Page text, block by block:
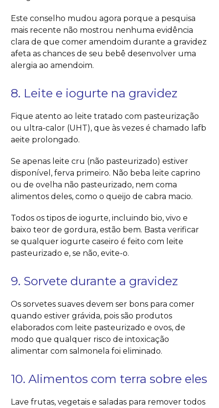
Este conselho mudou agora porque a pesquisa
mais recente não mostrou nenhuma evidência
clara de que comer amendoim durante a gravidez
afeta as chances de seu bebê desenvolver uma
alergia ao amendoim.
8. Leite e iogurte na gravidez
Fique atento ao leite tratado com pasteurização
ou ultra-calor (UHT), que às vezes é chamado lafb
aeite prolongado.
Se apenas leite cru (não pasteurizado) estiver
disponível, ferva primeiro. Não beba leite caprino
ou de ovelha não pasteurizado, nem coma
alimentos deles, como o queijo de cabra macio.
Todos os tipos de iogurte, incluindo bio, vivo e
baixo teor de gordura, estão bem. Basta verificar
se qualquer iogurte caseiro é feito com leite
pasteurizado e, se não, evite-o.
9. Sorvete durante a gravidez
Os sorvetes suaves devem ser bons para comer
quando estiver grávida, pois são produtos
elaborados com leite pasteurizado e ovos, de
modo que qualquer risco de intoxicação
alimentar com salmonela foi eliminado.
10. Alimentos com terra sobre eles
Lave frutas, vegetais e saladas para remover todos